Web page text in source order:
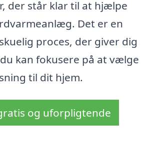
der står klar til at hjælpe
Det er en
proces, der giver dig
kan fokusere på at vælge
til dit hjem.
og uforpligtende